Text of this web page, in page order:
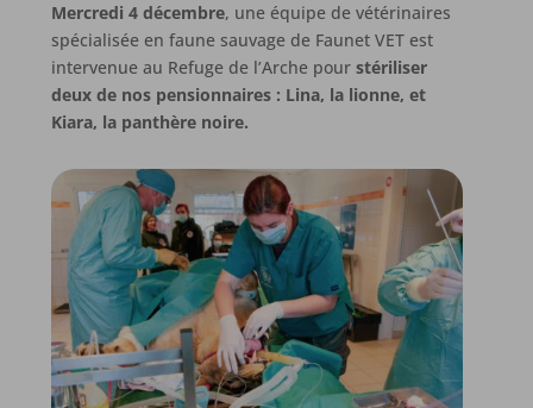
Mercredi 4 décembre, une équipe de vétérinaires
spécialisée en faune sauvage de Faunet VET est
intervenue au Refuge de l’Arche pourstériliser
deux de nos pensionnaires : Lina, la lionne, et
Kiara, la panthère noire.